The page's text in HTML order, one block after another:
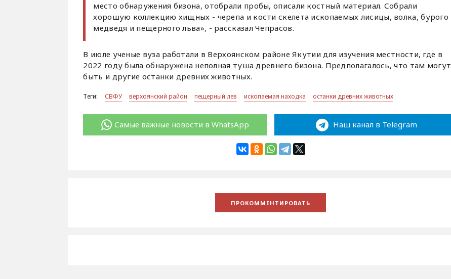
место обнаружения бизона, отобрали пробы, описали костный материал. Собрали
хорошую коллекцию хищных - черепа и кости скелета ископаемых лисицы, волка, бурого
медведя и пещерного льва», - рассказал Чепрасов.
В июле ученые вуза работали в Верхоянском районе Якутии для изучения местности, где в
2022 году была обнаружена неполная туша древнего бизона. Предполагалось, что там могут
быть и другие останки древних животных.
Теги: СВФУ верхоянский район пещерный лев ископаемая находка останки древних животных
Самые важные новости в WhatsApp Наш канал в Telegram